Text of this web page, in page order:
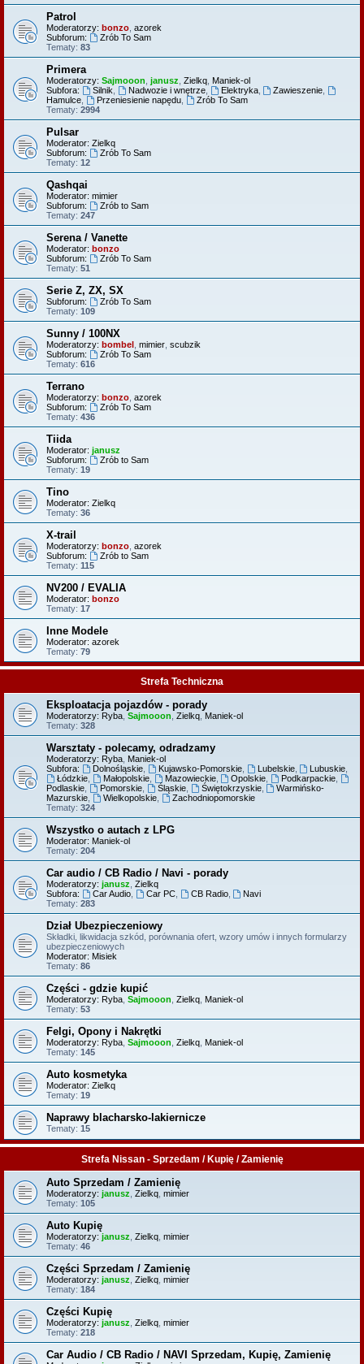
Patrol
Moderatorzy: bonzo azorek
Subforum:
Zrób To Sam
Tematy: 83
Primera
Moderatorzy: Sajmooon janusz Zielkq Maniek-ol
Subfora:
Silnik Nadwozie i wnętrze, Elektryka, Zawieszenie
Hamulce
Przeniesienie napędu,
Zrób To Sam
Tematy: 2994
Pulsar
Moderator: Zielkq
Subforum:
Zrób To Sam
Tematy: 12
Qashqai
Moderator: mimier
Subforum:
Zrób to Sam
Tematy: 247
Serena / Vanette
Moderator: bonzo
Subforum:
Zrób To Sam
Tematy: 51
Serie Z, ZX, SX
Subforum:
Zrób To Sam
Tematy: 109
Sunny / 100NX
Moderatorzy: bombel mimier scubzik
Subforum:
Zrób To Sam
Tematy: 616
Terrano
Moderatorzy: bonzo azorek
Subforum:
Zrób To Sam
Tematy: 436
Tiida
Moderator: janusz
Subforum:
Zrób to Sam
Tematy: 19
Tino
Moderator: Zielkq
Tematy: 36
X-trail
Moderatorzy: bonzo azorek
Subforum:
Zrób to Sam
Tematy: 115
NV200 / EVALIA
Moderator: bonzo
Tematy: 17
Inne Modele
Moderator: azorek
Tematy: 79
Strefa Techniczna
Eksploatacja pojazdów - porady
Moderatorzy: Ryba Sajmooon Zielkq Maniek-ol
Tematy: 328
Warsztaty - polecamy, odradzamy
Moderatorzy: Ryba Maniek-ol
Subfora:
Dolnośląskie, Kujawsko-Pomorskie, Lubelskie, Lubuskie
Łódzkie, Małopolskie, Mazowieckie, Opolskie Podkarpackie
Podlaskie
Pomorskie, Śląskie, Świętokrzyskie,
Warmińsko-
Mazurskie
Wielkopolskie,
Zachodniopomorskie
Tematy: 324
Wszystko o autach z LPG
Moderator: Maniek-ol
Tematy: 204
Car audio / CB Radio / Navi - porady
Moderatorzy: janusz Zielkq
Subfora:
Car Audio, Car PC, CB Radio,
Navi
Tematy: 283
Dział Ubezpieczeniowy
Składki, likwidacja szkód, porównania ofert, wzory umów i innych formularzy
ubezpieczeniowych
Moderator: Misiek
Tematy: 86
Części - gdzie kupić
Moderatorzy: Ryba Sajmooon Zielkq Maniek-ol
Tematy: 53
Felgi, Opony i Nakrętki
Moderatorzy: Ryba Sajmooon Zielkq Maniek-ol
Tematy: 145
Auto kosmetyka
Moderator: Zielkq
Tematy: 19
Naprawy blacharsko-lakiernicze
Tematy: 15
Strefa Nissan - Sprzedam / Kupię / Zamienię
Auto Sprzedam / Zamienię
Moderatorzy: janusz Zielkq mimier
Tematy: 105
Auto Kupię
Moderatorzy: janusz Zielkq mimier
Tematy: 46
Części Sprzedam / Zamienię
Moderatorzy: janusz Zielkq mimier
Tematy: 184
Części Kupię
Moderatorzy: janusz Zielkq mimier
Tematy: 218
Car Audio / CB Radio / NAVI Sprzedam, Kupię, Zamienię